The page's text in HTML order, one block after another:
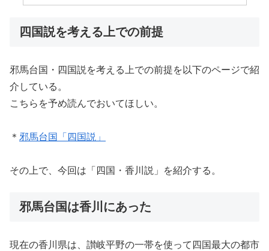
四国説を考える上での前提
邪馬台国・四国説を考える上での前提を以下のページで紹
介している。
こちらを予め読んでおいてほしい。
＊ 邪馬台国「四国説」
その上で、今回は「四国・香川説」を紹介する。
邪馬台国は香川にあった
現在の香川県は、讃岐平野の一帯を使って四国最大の都市